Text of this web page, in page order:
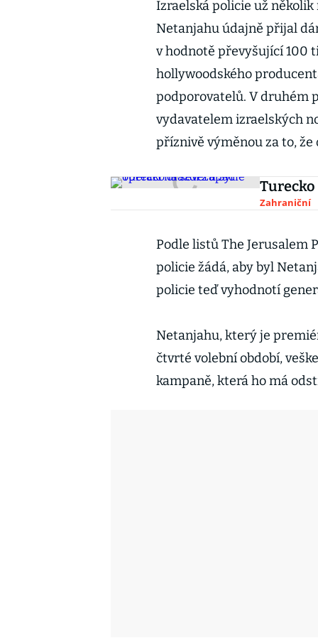
Izraelská policie už
Netanjahu údajně přijal
v hodnotě převyšující 100
hollywoodského
podporovatelů. V druhém
vydavatelem izraelských
příznivě výměnou za to,
Turecko
Zahraniční
Podle listů The Jerusalem
policie žádá, aby byl
policie teď vyhodnotí
Netanjahu, který je
čtvrté volební období,
kampaně, která ho má